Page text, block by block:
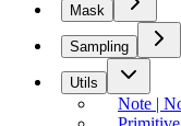
Mask
Sampling
Utils
Note |